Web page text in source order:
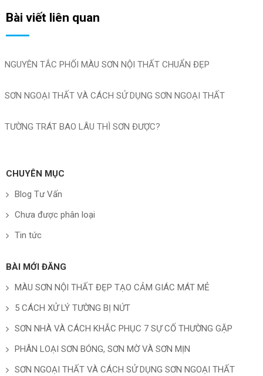
Bài viết liên quan
NGUYÊN TẮC PHỐI MÀU SƠN NỘI THẤT CHUẨN ĐẸP
SƠN NGOẠI THẤT VÀ CÁCH SỬ DỤNG SƠN NGOẠI THẤT
TƯỜNG TRÁT BAO LÂU THÌ SƠN ĐƯỢC?
CHUYÊN MỤC
Blog Tư Vấn
Chưa được phân loại
Tin tức
BÀI MỚI ĐĂNG
MÀU SƠN NỘI THẤT ĐẸP TẠO CẢM GIÁC MÁT MẺ
5 CÁCH XỬ LÝ TƯỜNG BỊ NỨT
SƠN NHÀ VÀ CÁCH KHẮC PHỤC 7 SỰ CỐ THƯỜNG GẶP
PHÂN LOẠI SƠN BÓNG, SƠN MỜ VÀ SƠN MỊN
SƠN NGOẠI THẤT VÀ CÁCH SỬ DỤNG SƠN NGOẠI THẤT